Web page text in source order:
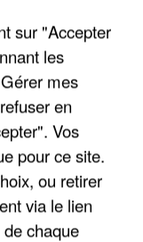
sur "Accepter
les
mes
en
Vos
pour ce site.
ou retirer
via le lien
chaque